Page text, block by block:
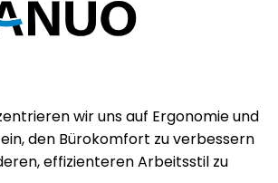
wir uns auf Ergonomie und
den Bürokomfort zu verbessern
effizienteren Arbeitsstil zu